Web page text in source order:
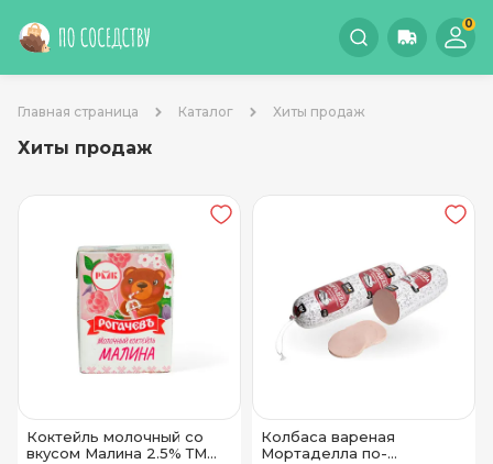
0
Главная страница Каталог Хиты продаж
Хиты продаж
Коктейль молочный со
вкусом Малина 2.5% ТМ
Колбаса вареная
Мортаделла по-